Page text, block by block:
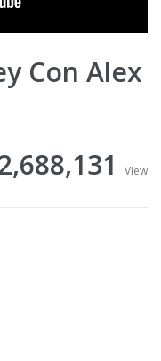
Con Alex
View